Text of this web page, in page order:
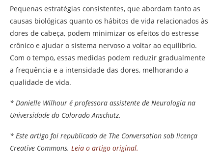
Pequenas estratégias consistentes, que abordam tanto as
causas biológicas quanto os hábitos de vida relacionados às
dores de cabeça, podem minimizar os efeitos do estresse
crônico e ajudar o sistema nervoso a voltar ao equilíbrio.
Com o tempo, essas medidas podem reduzir gradualmente
a frequência e a intensidade das dores, melhorando a
qualidade de vida.
* Danielle Wilhour é professora assistente de Neurologia na
Universidade do Colorado Anschutz.
* Este artigo foi republicado de The Conversation sob licença
Creative Commons. Leia o artigo original.